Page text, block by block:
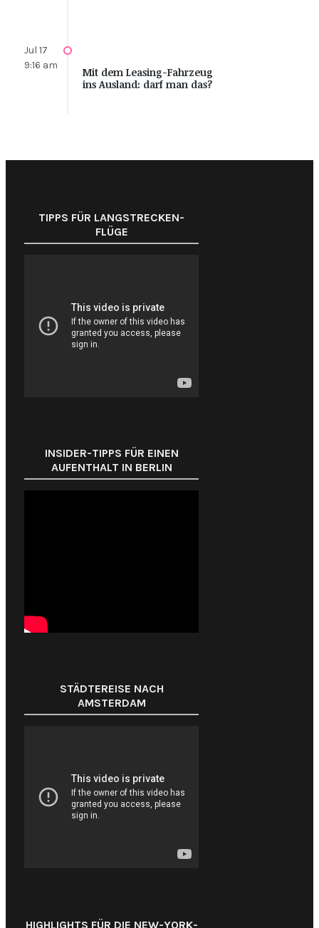
Jul 17
9:16 am
Mit dem Leasing-Fahrzeug
ins Ausland: darf man das?
TIPPS FÜR LANGSTRECKEN-
FLÜGE
INSIDER-TIPPS FÜR EINEN
AUFENTHALT IN BERLIN
STÄDTEREISE NACH
AMSTERDAM
HIGHLIGHTS FÜR DIE NEW-YORK-